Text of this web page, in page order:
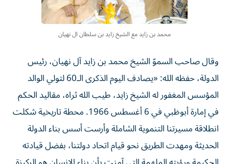
محمد بن زايد مع الشيخ زايد بن سلطان ال نهيان
وقال صاحب السموّ الشيخ محمد بن زايد آل نهيان، رئيس
الدولة، حفظه الله: «يصادف اليوم الذكرى الـ60 لتولي الوالد
المؤسس المغفور له الشيخ زايد، طيب الله ثراه، مقاليد الحكم
في إمارة أبوظبي في 6 أغسطس 1966. محطة تاريخية شكلت
انطلاقة مسيرتنا التنموية الشاملة وأرست أسس بناء الدولة
الحديثة ومهدت الطريق نحو قيام اتحاد دولتنا، بفضل قيادته